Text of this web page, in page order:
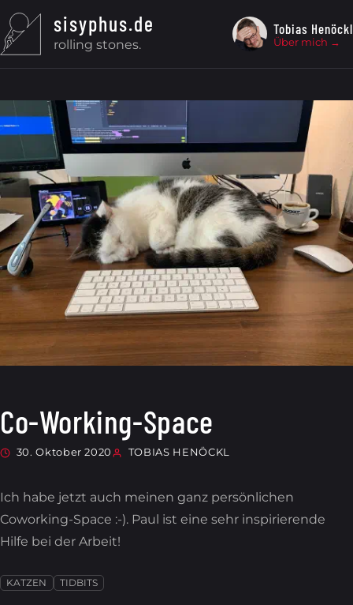
Zum Inhalt springen
sisyphus.de
rolling stones.
Tobias Henöckl
Über mich →
Co-Working-Space
30. Oktober 2020 TOBIAS HENÖCKL
Ich habe jetzt auch meinen ganz persönlichen
Coworking-Space :-). Paul ist eine sehr inspirierende
Hilfe bei der Arbeit!
KATZEN TIDBITS